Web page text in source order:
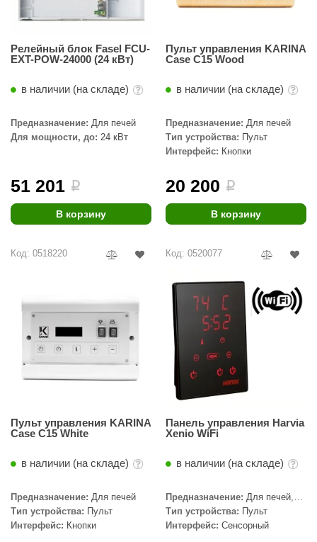
Sauna
icon
Релейный блок Fasel FCU-
EXT-POW-24000 (24 кВт)
в наличии (на складе)
Предназначение: Для печей
Для мощности, до: 24 кВт
51 201 i
В корзину
Пульт управления KARINA
Case C15 Wood
в наличии (на складе)
Предназначение: Для печей
Тип устройства: Пульт
Интерфейс: Кнопки
20 200 i
В корзину
Код: 0518220
Пульт управления KARINA
Case C15 White
в наличии (на складе)
Предназначение: Для печей
Тип устройства: Пульт
Интерфейс: Кнопки
Код: 0520077
Панель управления Harvia
Xenio WiFi
в наличии (на складе)
Предназначение: Для печей,
Для печей с парогенератором,
Тип устройства: Пульт
Интерфейс: Сенсорный